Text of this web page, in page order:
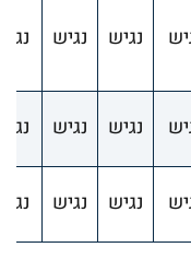
נגיש נגיש
נגיש נגיש
נגיש נגיש